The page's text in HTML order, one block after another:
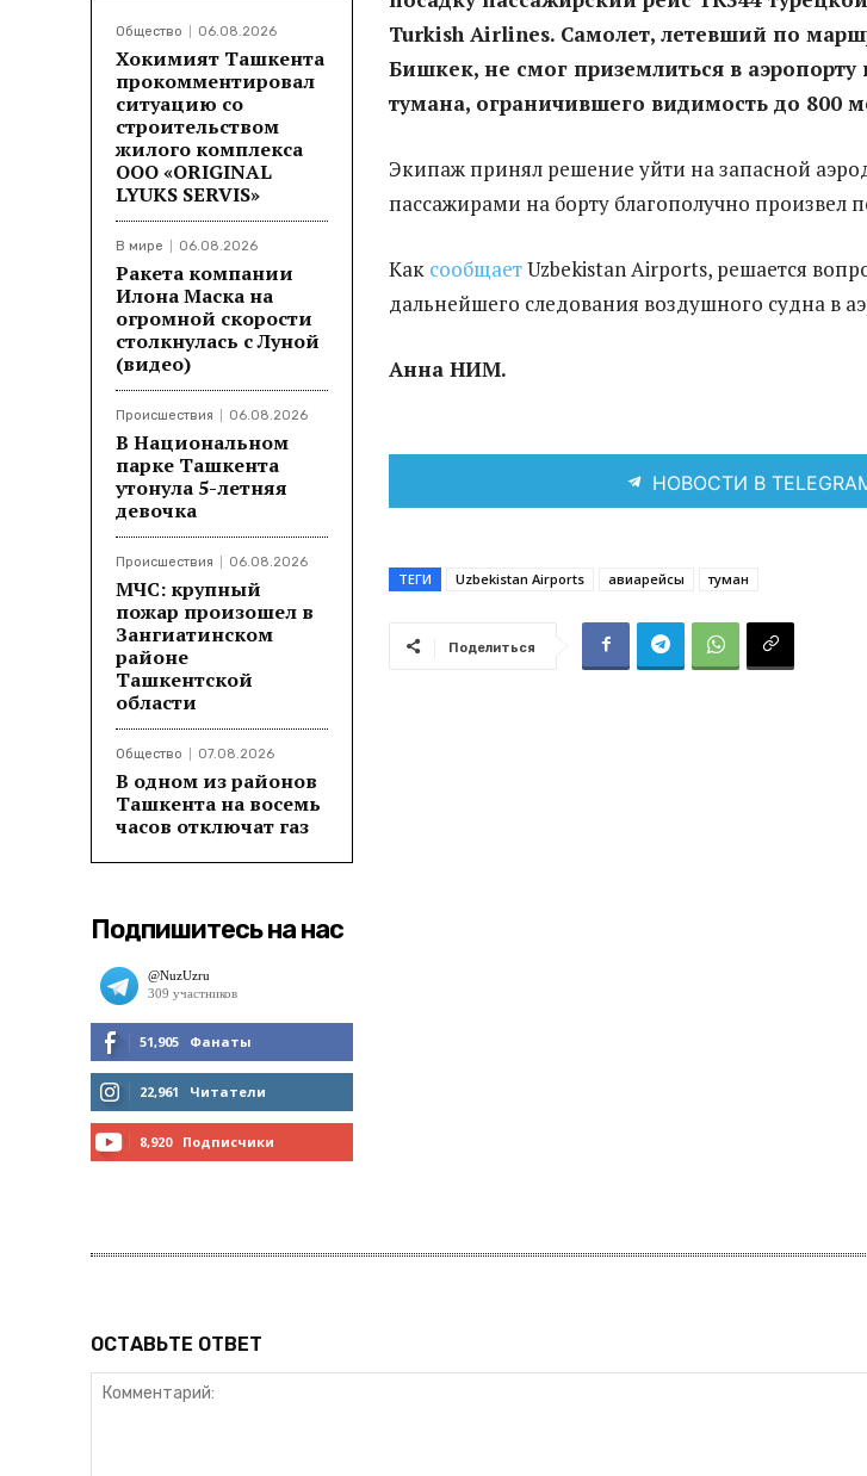
Общество 06.08.2026
Хокимият Ташкента
прокомментировал
ситуацию со
строительством
жилого комплекса
ООО «ORIGINAL
LYUKS SERVIS»
В мире 06.08.2026
Ракета компании
Илона Маска на
огромной скорости
столкнулась с Луной
(видео)
Происшествия 06.08.2026
В Национальном
парке Ташкента
утонула 5-летняя
девочка
Происшествия 06.08.2026
МЧС: крупный
пожар произошел в
Зангиатинском
районе
Ташкентской
области
Общество 07.08.2026
В одном из районов
Ташкента на восемь
часов отключат газ
Подпишитесь на нас
51,905 Фанаты
МНЕ НРАВИТСЯ
22,961 Читатели
8,920 Подписчики
Turkish Airlines. Самолет, летевший по
Бишкек, не смог приземлиться в аэропорту
тумана, ограничившего видимость до 800
Экипаж принял решение уйти на запасной
пассажирами на борту благополучно произвел
Как сообщаетUzbekistan Airports, решается
дальнейшего следования воздушного судна в
Анна НИМ.
НОВОСТИ В
ТЕГИ Uzbekistan Airports авиарейсы туман
Поделиться
ОСТАВЬТЕ ОТВЕТ